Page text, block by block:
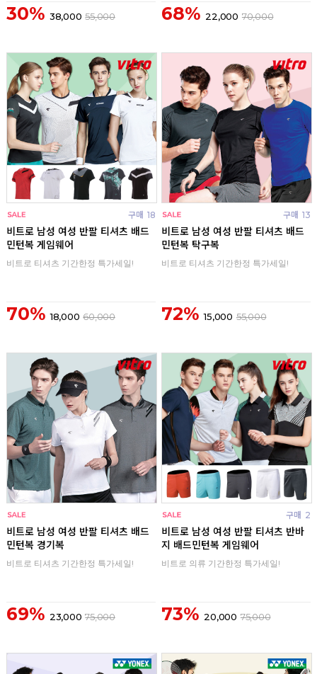
30% 38,000 55,000 68% 22,000 70,000
구매 18
비트로 남성 여성 반팔 티셔츠 배드
민턴복 게임웨어
비트로 티셔츠 기간한정 특가세일!
70% 18,000 60,000
구매 13
비트로 남성 여성 반팔 티셔츠 배드
민턴복 탁구복
비트로 티셔츠 기간한정 특가세일!
72% 15,000 55,000
비트로 남성 여성 반팔 티셔츠 배드
민턴복 경기복
비트로 티셔츠 기간한정 특가세일!
69% 23,000 75,000
구매 2
비트로 남성 여성 반팔 티셔츠 반바
지 배드민턴복 게임웨어
비트로 의류 기간한정 특가세일!
73% 20,000 75,000